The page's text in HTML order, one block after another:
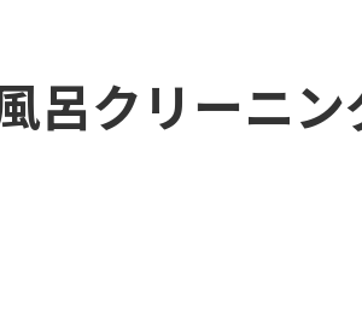
呂クリーニン